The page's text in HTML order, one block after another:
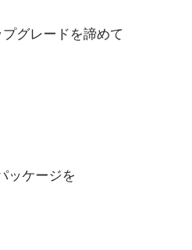
グレードを諦めて
ッケージを